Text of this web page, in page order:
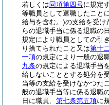
若しくは同項第四号に規定
等職員として退職したこと
給与を含む。)の支給を受け
らの退職手当に係る退職の
規定により職員としての引
り捨てられたこと又は第十
一項の規定により一般の退
九条の規定による退職手当
給しないこととする処分を
当等の支給を受けなかつた
般の退職手当等に係る退職
日に職員、 第七条第五項に